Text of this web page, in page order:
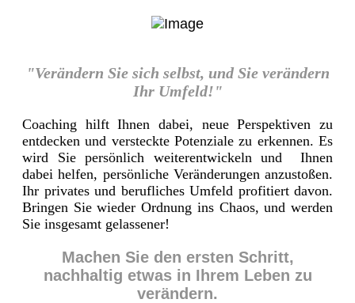
"Verändern Sie sich selbst, und Sie verändern
Ihr Umfeld!"
Coaching hilft Ihnen dabei, neue Perspektiven zu
entdecken und versteckte Potenziale zu erkennen. Es
wird Sie persönlich weiterentwickeln und Ihnen
dabei helfen, persönliche Veränderungen anzustoßen.
Ihr privates und berufliches Umfeld profitiert davon.
Bringen Sie wieder Ordnung ins Chaos, und werden
Sie insgesamt gelassener!
Machen Sie den ersten Schritt,
nachhaltig etwas in Ihrem Leben zu
verändern.